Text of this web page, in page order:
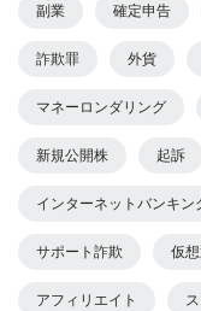
副業 確定申告
詐欺罪 外貨
マネーロンダリング
新規公開株 起訴
インターネットバンキン
サポート詐欺 仮
アフィリエイト